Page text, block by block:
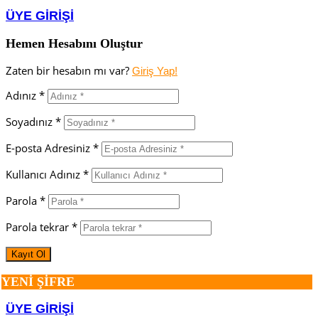
ÜYE GİRİŞİ
Hemen Hesabını Oluştur
Zaten bir hesabın mı var? Giriş Yap!
Adınız *
Soyadınız *
E-posta Adresiniz *
Kullanıcı Adınız *
Parola *
Parola tekrar *
YENİ ŞİFRE
ÜYE GİRİŞİ